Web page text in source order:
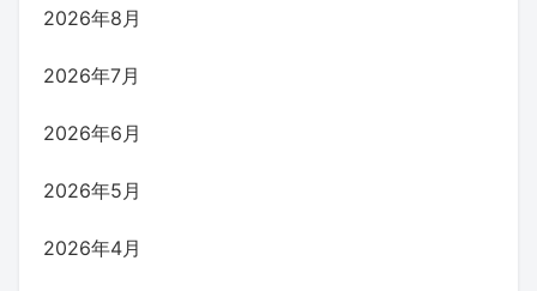
2026年8月
2026年7月
2026年6月
2026年5月
2026年4月